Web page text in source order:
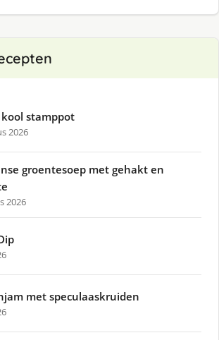
stamppot
2026
groentesoep met gehakt en
2026
met speculaaskruiden